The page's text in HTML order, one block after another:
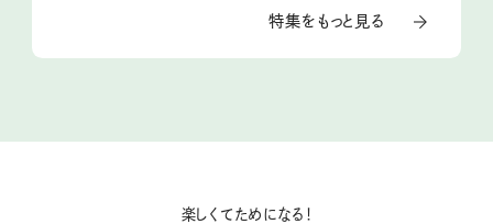
特集をもっと見る
楽しくてためになる！